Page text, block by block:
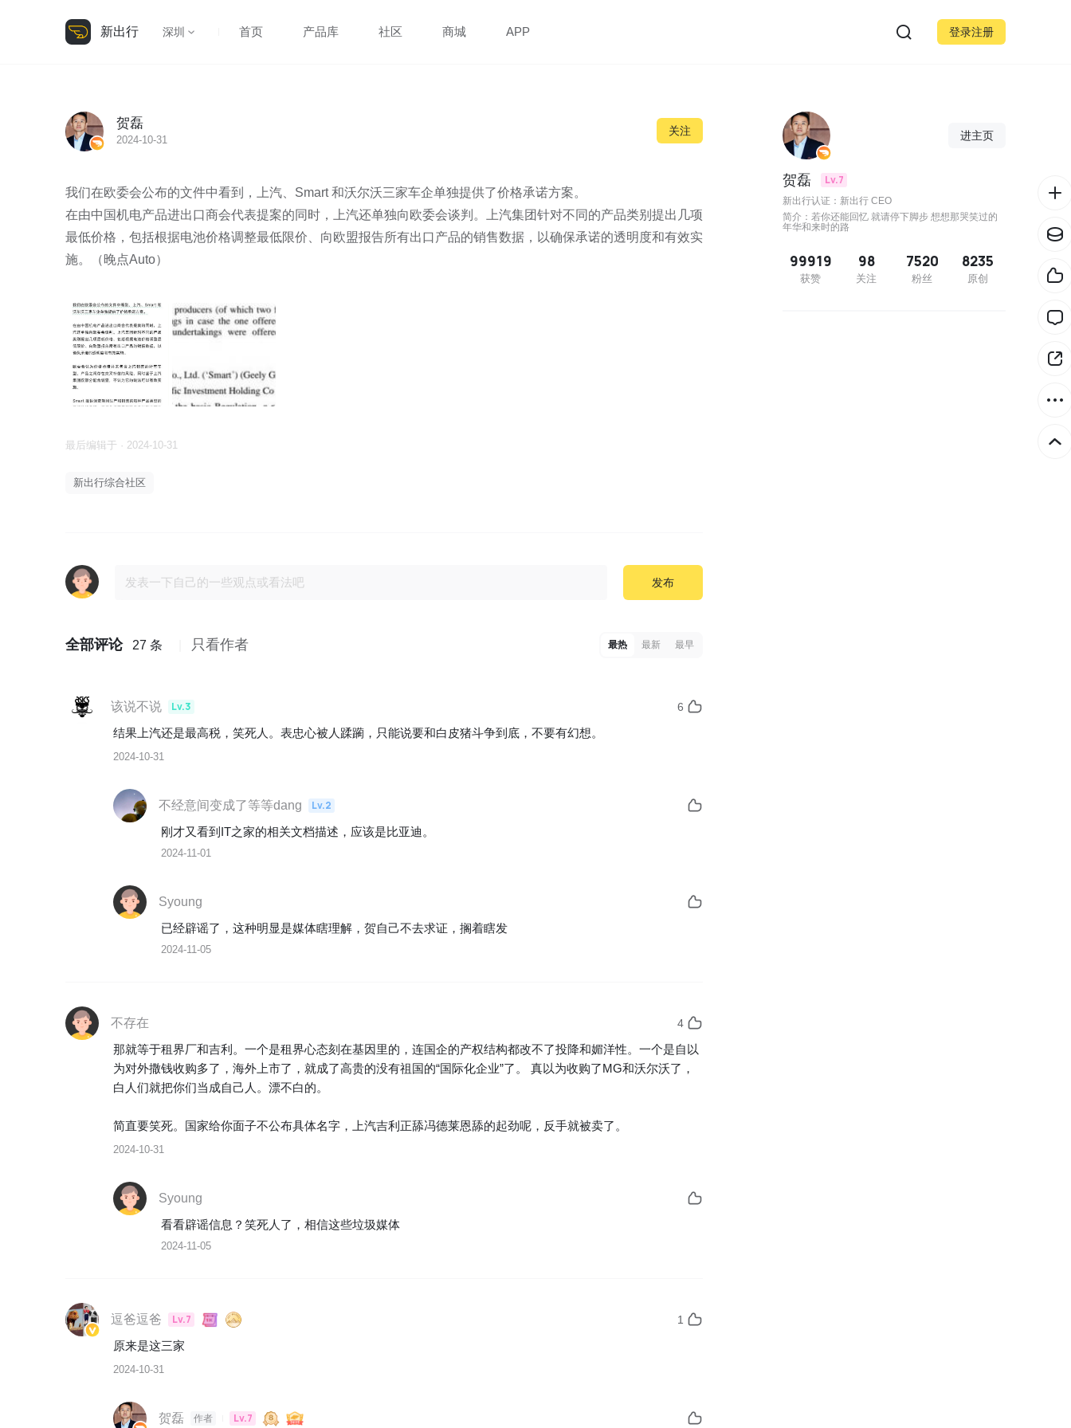
新出行 深圳 首页 产品库 社区 商城 APP 登录注册
贺磊
2024-10-31
关注
我们在欧委会公布的文件中看到，上汽、Smart 和沃尔沃三家车企单独提供了价格承诺方案。
在由中国机电产品进出口商会代表提案的同时，上汽还单独向欧委会谈判。上汽集团针对不同的产品类别提出几项
最低价格，包括根据电池价格调整最低限价、向欧盟报告所有出口产品的销售数据，以确保承诺的透明度和有效实
最后编辑于 · 2024-10-31
新出行综合社区
发布
全部评论 27 条 只看作者 最热 最新 最早
该说不说 Lv.3 6
结果上汽还是最高税，笑死人。表忠心被人蹂躏，只能说要和白皮猪斗争到底，不要有幻想。
2024-10-31
不经意间变成了等等dang
Lv.2
刚才又看到IT之家的相关文档描述，应该是比亚迪。
2024-11-01
Syoung
2024-11-05
不存在 4
那就等于租界厂和吉利。一个是租界心态刻在基因里的，连国企的产权结构都改不了投降和媚洋性。一个是自以
为对外撒钱收购多了，海外上市了，就成了高贵的没有祖国的“国际化企业”了。 真以为收购了MG和沃尔沃了，
白人们就把你们当成自己人。漂不白的。
简直要笑死。国家给你面子不公布具体名字，上汽吉利正舔冯德莱恩舔的起劲呢，反手就被卖了。
2024-10-31
Syoung
2024-11-05
逗爸逗爸 Lv.7 1
原来是这三家
2024-10-31
贺磊 作者 Lv.7
进主页
贺磊 Lv.7
新出行认证：新出行 CEO
简介：若你还能回忆 就请停下脚步 想想那哭笑过的
年华和来时的路
99919
获赞
98
关注
7520
粉丝
8235
原创